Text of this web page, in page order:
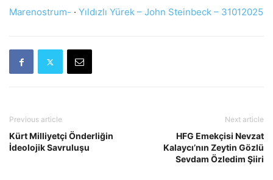
Marenostrum- · Yıldızlı Yürek – John Steinbeck – 31012025
Previous article
Kürt Milliyetçi Önderliğin
İdeolojik Savruluşu
Next article
HFG Emekçisi Nevzat
Kalaycı’nın Zeytin Gözlü
Sevdam Özledim Şiiri